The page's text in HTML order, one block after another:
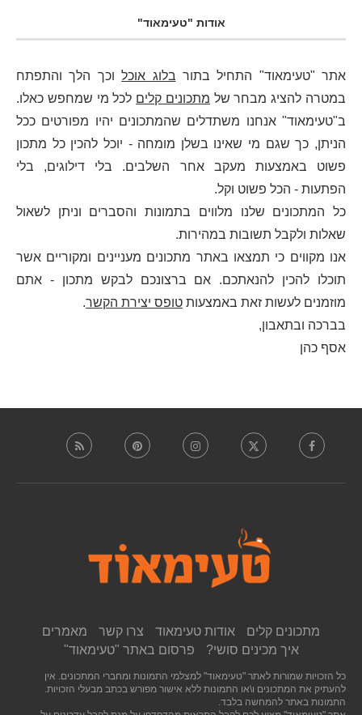
אודות "טעימאוד"
אתר "טעימאוד" התחיל בתור בלוג אוכלוכך הלך והתפתח
במטרה להציג מבחר של מתכונים קלים לכל מי שמחפש כאלו.
ב"טעימאוד" אנחנו משתדלים שהמתכונים יהיו מפורטים ככל
הניתן, כך שגם מי שאינו בשלן מומחה - יוכל להכין כל מתכון
פשוט באמצעות מעקב אחר השלבים. בלי דילוגים, בלי
הפתעות - הכל פשוט וקל.
כל המתכונים שלנו מלווים בתמונות והסברים וניתן לשאול
שאלות ולקבל תשובות במהירות.
אנו מקווים כי תמצאו באתר מתכונים מעניינים ומקוריים אשר
תוכלו להכין להנאתכם. אם ברצונכם לבקש מתכון - אתם
מוזמנים לעשות זאת באמצעות טופס יצירת הקשר.
בברכה ובתאבון,
אסף כהן
מתכונים קלים אודות טעימאוד צרו קשר
מאמרים
איך מכינים סושי?
פרסום באתר "טעימאוד"
כל הזכויות שמורות לאתר "טעימאוד" למצלמי התמונות ומחברי המתכונים. אין
להעתיק את המתכונים ו\או התמונות ללא אישור מפורש בכתב מבעלי הזכויות.
התמונות באתר להמחשה בלבד.